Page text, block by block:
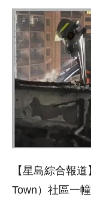
【星島綜合報
Town）社區一